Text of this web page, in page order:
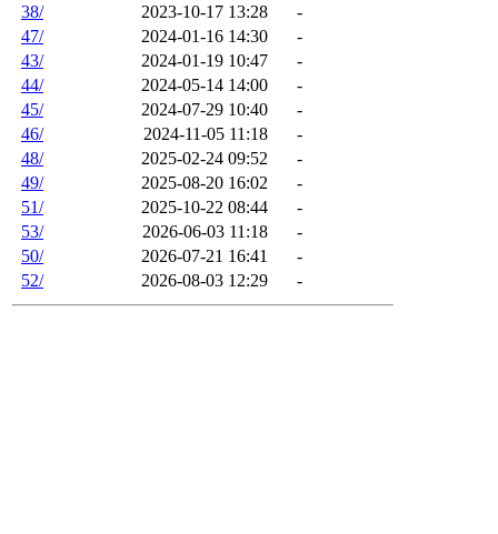
38/
2023-10-17 13:28
-
47/
2024-01-16 14:30
-
43/
2024-01-19 10:47
-
44/
2024-05-14 14:00
-
45/
2024-07-29 10:40
-
46/
2024-11-05 11:18
-
48/
2025-02-24 09:52
-
49/
2025-08-20 16:02
-
51/
2025-10-22 08:44
-
53/
2026-06-03 11:18
-
50/
2026-07-21 16:41
-
52/
2026-08-03 12:29 -